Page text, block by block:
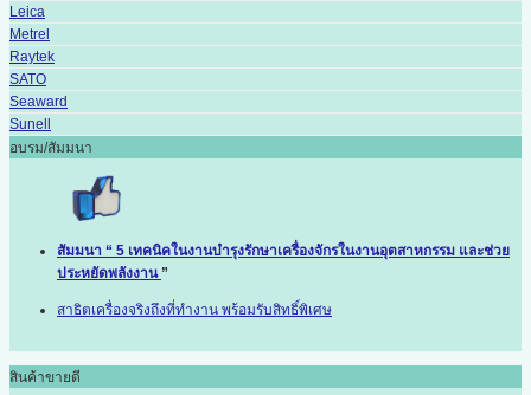
Leica
Metrel
Raytek
SATO
Seaward
Sunell
อบรม/สัมมนา
สัมมนา “ 5 เทคนิคในงานบำรุงรักษาเครื่องจักรในงานอุตสาหกรรม และช่วย
ประหยัดพลังงาน ”
สาธิตเครื่องจริงถึงที่ทำงาน พร้อมรับสิทธิ์พิเศษ
สินค้าขายดี